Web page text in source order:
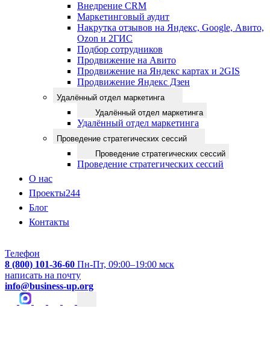
Внедрение CRM
Маркетинговый аудит
Накрутка отзывов на Яндекс, Google, Авито,
Ozon и 2ГИС
Подбор сотрудников
Продвижение на Авито
Продвижение на Яндекс картах и 2GIS
Продвижение Яндекс Дзен
Удалённый отдел маркетинга
Удалённый отдел маркетинга
Удалённый отдел маркетинга
Проведение стратегических сессий
Проведение стратегических сессий
Проведение стратегических сессий
О нас
Проекты244
Блог
Контакты
Телефон
8 (800) 101-36-60 Пн-Пт, 09:00–19:00 мск
написать на почту
info@business-up.org